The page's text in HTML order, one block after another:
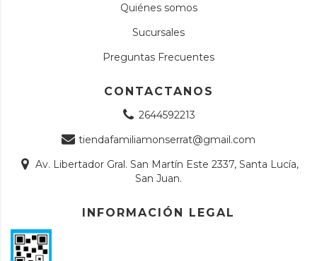
Quiénes somos
Sucursales
Preguntas Frecuentes
CONTACTANOS
2644592213
tiendafamiliamonserrat@gmail.com
Av. Libertador Gral. San Martín Este 2337, Santa Lucía,
San Juan.
INFORMACIÓN LEGAL